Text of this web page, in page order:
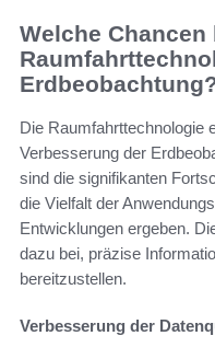
Welche Chancen
Die Raumfahrttechnologie
Verbesserung der
sind die signifikanten
die Vielfalt der
Entwicklungen ergeben.
dazu bei, präzise
bereitzustellen.
Verbesserung der